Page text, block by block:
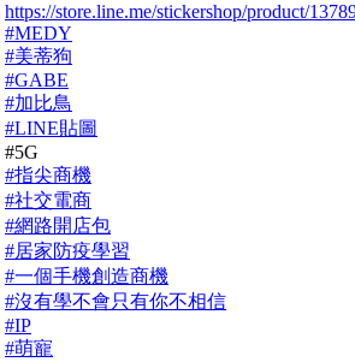
https://store.line.me/stickershop/product/
#MEDY
#美蒂狗
#GABE
#加比鳥
#LINE貼圖
#5G
#指尖商機
#社交電商
#網路開店包
#居家防疫學習
#一個手機創造商機
#沒有學不會只有你不相信
#IP
#萌寵